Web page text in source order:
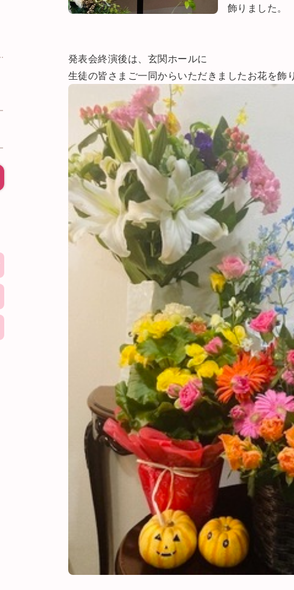
飾りました。
発表会終演後は、玄関ホールに
生徒の皆さまご一同からいただきましたお花を飾